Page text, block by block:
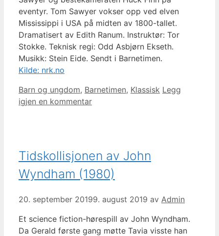
eventyr. Tom Sawyer vokser opp ved elven
Mississippi i USA på midten av 1800-tallet.
Dramatisert av Edith Ranum. Instruktør: Tor
Stokke. Teknisk regi: Odd Asbjørn Ekseth.
Musikk: Stein Eide. Sendt i Barnetimen.
Kilde: nrk.no
Kategorier
Barn og ungdom, Barnetimen, Klassisk Legg
igjen en kommentar
Tidskollisjonen av John
Wyndham (1980)
20. september 20199. august 2019 av Admin
Et science fiction-hørespill av John Wyndham.
Da Gerald første gang møtte Tavia visste han